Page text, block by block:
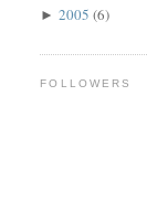
►2005(6)
FOLLOWERS